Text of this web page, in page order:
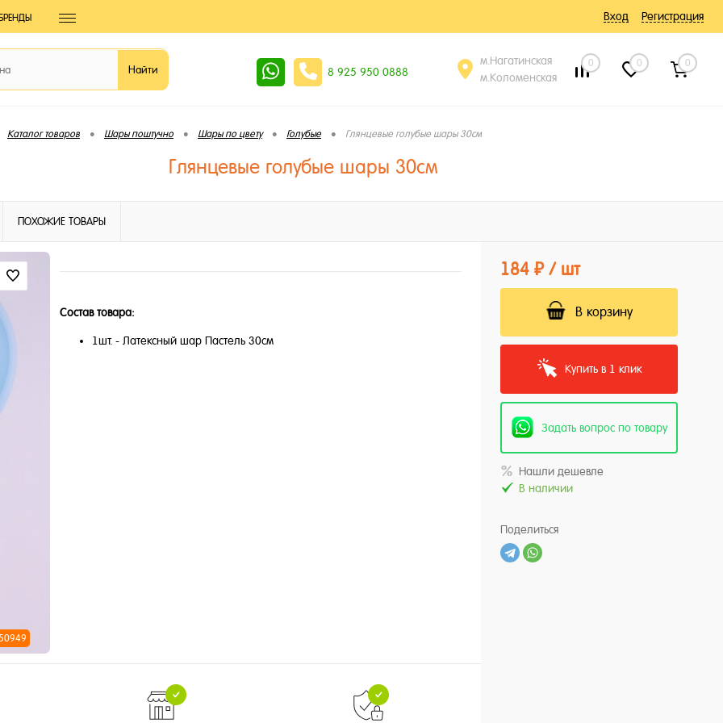
Вход Регистрация
8 925 950 0888
м.Нагатинская
м.Коломенская
0 0 0
Каталог товаров • Шары поштучно • Шары по цвету • Голубые • Глянцевые голубые шары 30см
Глянцевые голубые шары 30см
ПОХОЖИЕ ТОВАРЫ
Состав товара:
1шт. - Латексный шар Пастель 30см
184 ₽ / шт
В корзину
Купить в 1 клик
Задать вопрос по товару
Нашли дешевле
В наличии
Поделиться